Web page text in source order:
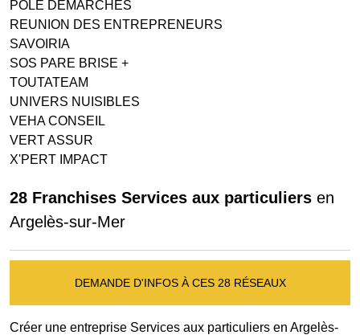
POLE DEMARCHES
REUNION DES ENTREPRENEURS
SAVOIRIA
SOS PARE BRISE +
TOUTATEAM
UNIVERS NUISIBLES
VEHA CONSEIL
VERT ASSUR
X'PERT IMPACT
28 Franchises Services aux particuliers en
Argelès-sur-Mer
DEMANDE D'INFOS À CES 28 RÉSEAUX
Créer une entreprise Services aux particuliers en Argelès-